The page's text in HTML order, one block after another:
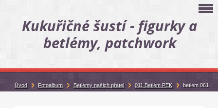
Kukuřičné šustí - figurky a
betlémy, patchwork
Úvod Fotoalbum Betlémy našich přátel 011 Betlém PEK betlem 061